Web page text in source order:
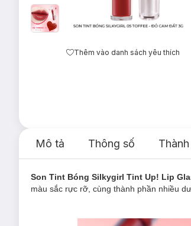
Thêm vào danh sách yêu thích
Mô tả Thông số
Son Tint Bóng Silkygirl Tint Up! Lip
màu sắc rực rỡ, cùng thành phần nhiều